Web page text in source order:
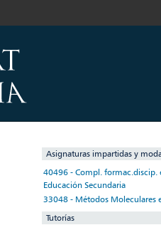
Asignaturas impartidas y
40496 - Compl. formac.discip.
Educación Secundaria
33048 - Métodos Moleculares
Tutorías